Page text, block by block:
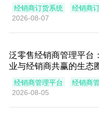
经销商订货系统
经销商
2026-08-07
泛零售经销商管理平台
业与经销商共赢的生态
经销商管理平台
经销商
2026-08-05